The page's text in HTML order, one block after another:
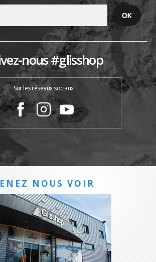
nous #glisshop
Sur les réseaux sociaux
NOUS VOIR